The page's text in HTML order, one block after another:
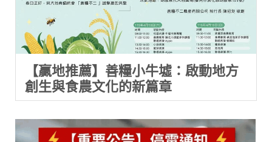
【贏地推薦】善糧小牛墟：啟動地方
創生與食農文化的新篇章